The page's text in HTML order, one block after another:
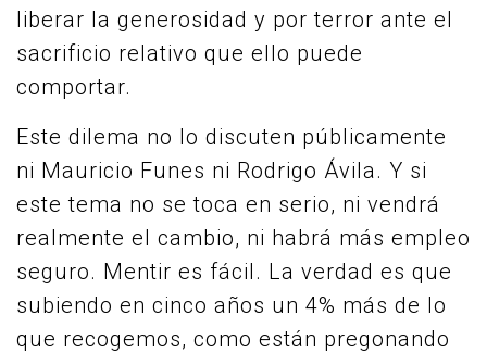
liberar la generosidad y por terror ante el
sacrificio relativo que ello puede
comportar.
Este dilema no lo discuten públicamente
ni Mauricio Funes ni Rodrigo Ávila. Y si
este tema no se toca en serio, ni vendrá
realmente el cambio, ni habrá más empleo
seguro. Mentir es fácil. La verdad es que
subiendo en cinco años un 4% más de lo
que recogemos, como están pregonando